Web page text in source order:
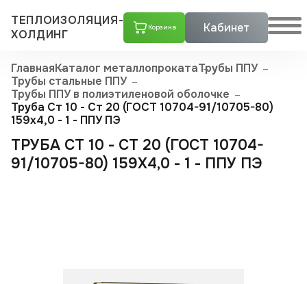
ТЕПЛОИЗОЛЯЦИЯ-
ХОЛДИНГ
Корзина Кабинет
ГлавнаяКаталог металлопрокатаТрубы ППУ
Трубы стальные ППУ
Трубы ППУ в полиэтиленовой оболочке
Труба Ст 10 - Ст 20 (ГОСТ 10704-91/10705-80)
159x4,0 - 1 - ППУ ПЭ
ТРУБА СТ 10 - СТ 20 (ГОСТ 10704-
91/10705-80) 159X4,0 - 1 - ППУ ПЭ